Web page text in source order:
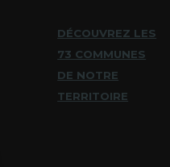
DÉCOUVREZ LES
73 COMMUNES
DE NOTRE
TERRITOIRE